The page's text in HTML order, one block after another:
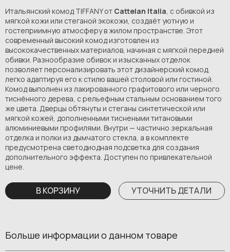
Итальянский комод TIFFANY от Cattelan Italia, с обивкой из
мягкой кожи или стеганой экокожи, создаёт уютную и
гостеприимную атмосферу в жилом пространстве. Этот
современный высокий комод изготовлен из
высококачественных материалов, начиная с мягкой передней
обивки. Разнообразие обивок и изысканных отделок
позволяет персонализировать этот дизайнерский комод,
легко адаптируя его к стилю вашей столовой или гостиной.
Комод выполнен из лакированного графитового или черного
тиснённого дерева, с рельефным стальным основанием того
же цвета. Дверцы обтянуты и стеганы синтетической или
мягкой кожей, дополненными тиснеными титановыми
алюминиевыми профилями. Внутри — частично зеркальная
отделка и полки из дымчатого стекла, а в комплекте
предусмотрена светодиодная подсветка для создания
дополнительного эффекта. Доступен по привлекательной
цене.
В КОРЗИНУ УТОЧНИТЬ ДЕТАЛИ
Больше информации о данном товаре